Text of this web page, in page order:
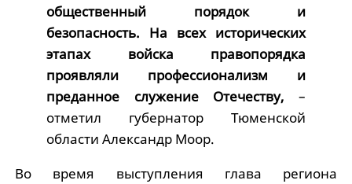
общественный порядок и
безопасность. На всех исторических
этапах войска правопорядка
проявляли профессионализм и
преданное служение Отечеству,–
отметил губернатор Тюменской
области Александр Моор.
Во время выступления глава региона